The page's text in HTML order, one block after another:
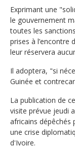
Exprimant une
le gouvernement
toutes les
prises à l’encontre
leur réservera
Il adoptera, "si
Guinée et
La publication de
visite prévue jeudi
africains dépêchés
une crise
d'Ivoire.